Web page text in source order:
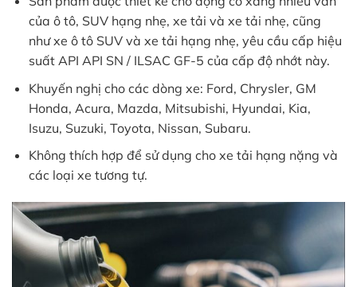
của ô tô, SUV hạng nhẹ, xe tải và xe tải nhẹ, cũng
như xe ô tô SUV và xe tải hạng nhẹ, yêu cầu cấp hiệu
suất API API SN / ILSAC GF-5 của cấp độ nhớt này.
Khuyến nghị cho các dòng xe: Ford, Chrysler, GM
Honda, Acura, Mazda, Mitsubishi, Hyundai, Kia,
Isuzu, Suzuki, Toyota, Nissan, Subaru.
Không thích hợp để sử dụng cho xe tải hạng nặng và
các loại xe tương tự.